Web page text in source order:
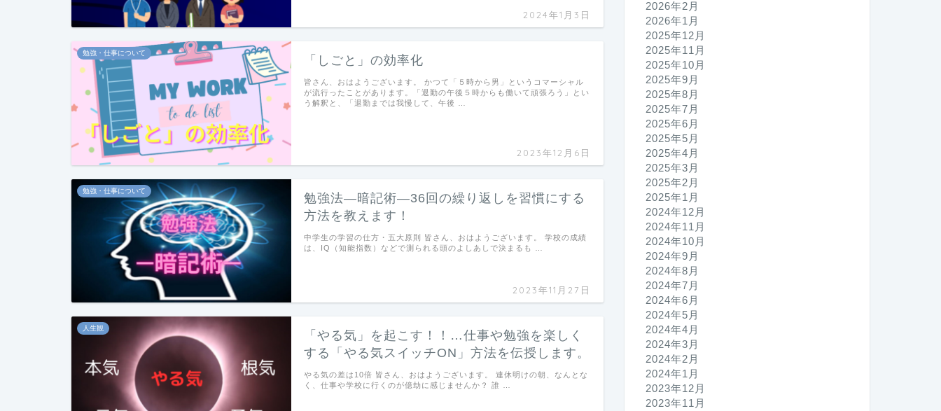
2024年1月3日
勉強・仕事について
「しごと」の効率化
2023年12月6日
皆さん、おはようございます。 かつて「５時から男」というコマーシャル
が流行ったことがあります。「退勤の午後５時からも働いて頑張ろう」とい
う解釈と、「退勤までは我慢して、午後 …
勉強・仕事について
勉強法―暗記術―36回の繰り返しを習慣にする
方法を教えます！
2023年11月27日
中学生の学習の仕方・五大原則 皆さん、おはようございます。 学校の成績
は、IQ（知能指数）などで測られる頭のよしあしで決まるも …
人生観
「やる気」を起こす！！…仕事や勉強を楽しく
する「やる気スイッチON」方法を伝授します。
やる気の差は10倍 皆さん、おはようございます。 連休明けの朝、なんとな
く、仕事や学校に行くのが億劫に感じませんか？ 誰 …
2026年2月
2026年1月
2025年12月
2025年11月
2025年10月
2025年9月
2025年8月
2025年7月
2025年6月
2025年5月
2025年4月
2025年3月
2025年2月
2025年1月
2024年12月
2024年11月
2024年10月
2024年9月
2024年8月
2024年7月
2024年6月
2024年5月
2024年4月
2024年3月
2024年2月
2024年1月
2023年12月
2023年11月